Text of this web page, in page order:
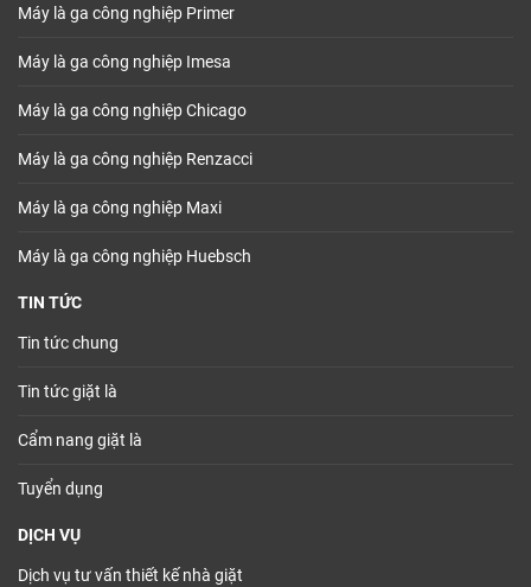
Máy là ga công nghiệp Primer
Máy là ga công nghiệp Imesa
Máy là ga công nghiệp Chicago
Máy là ga công nghiệp Renzacci
Máy là ga công nghiệp Maxi
Máy là ga công nghiệp Huebsch
TIN TỨC
Tin tức chung
Tin tức giặt là
Cẩm nang giặt là
Tuyển dụng
DỊCH VỤ
Dịch vụ tư vấn thiết kế nhà giặt